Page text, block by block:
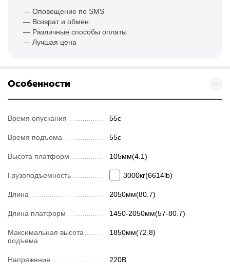
— Оповещение по SMS
— Возврат и обмен
— Различные способы оплаты
— Лучшая цена
Особенности
Время опускания 55с
Время подъема 55с
Высота платформ 105мм(4.1)
Грузоподъемность 3000кг(6614lb)
Длина 2050мм(80.7)
Длина платформ 1450-2050мм(57-80.7)
Максимальная высота
подъема
1850мм(72.8)
Напряжение 220В